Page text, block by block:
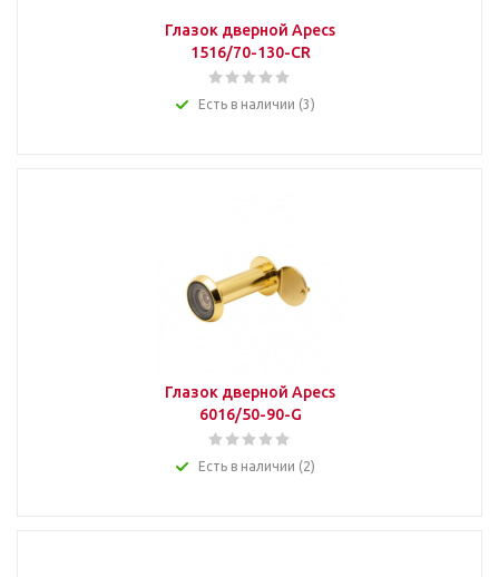
Глазок дверной Apecs
1516/70-130-CR
Есть в наличии (3)
Глазок дверной Apecs
6016/50-90-G
Есть в наличии (2)